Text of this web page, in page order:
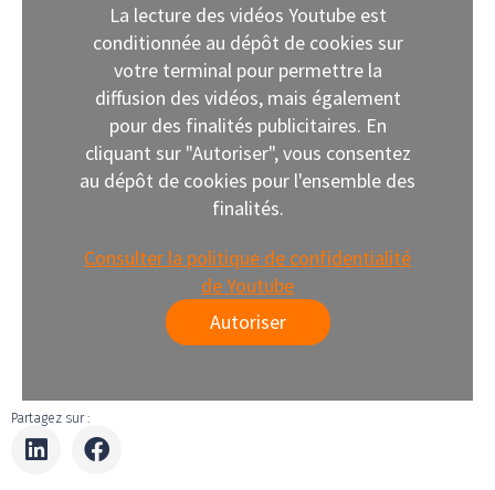
La lecture des vidéos Youtube est
conditionnée au dépôt de cookies sur
votre terminal pour permettre la
diffusion des vidéos, mais également
pour des finalités publicitaires. En
cliquant sur "Autoriser", vous consentez
au dépôt de cookies pour l'ensemble des
finalités.
Consulter la politique de confidentialité
de Youtube
Autoriser
Partagez sur :